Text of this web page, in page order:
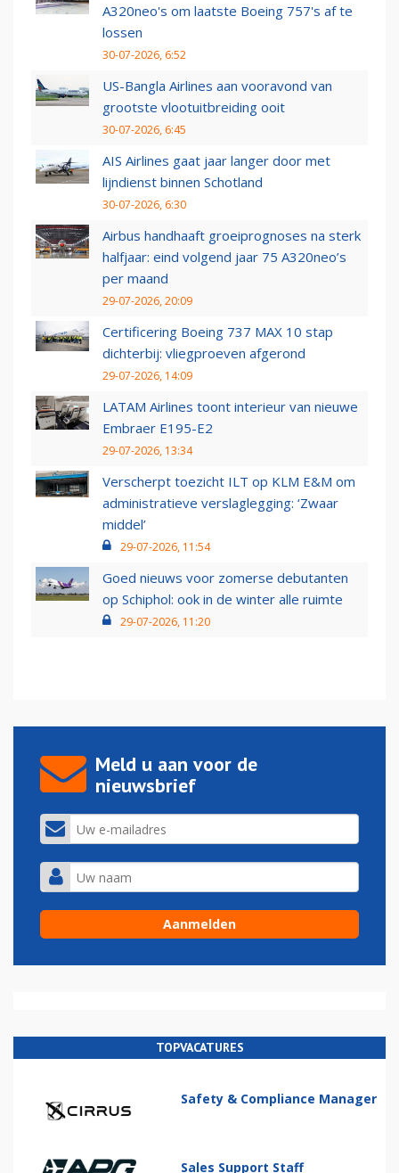
A320neo's om laatste Boeing 757's af te
lossen
30-07-2026, 6:52
US-Bangla Airlines aan vooravond van
grootste vlootuitbreiding ooit
30-07-2026, 6:45
AIS Airlines gaat jaar langer door met
lijndienst binnen Schotland
30-07-2026, 6:30
Airbus handhaaft groeiprognoses na sterk
halfjaar: eind volgend jaar 75 A320neo’s
per maand
29-07-2026, 20:09
Certificering Boeing 737 MAX 10 stap
dichterbij: vliegproeven afgerond
29-07-2026, 14:09
LATAM Airlines toont interieur van nieuwe
Embraer E195-E2
29-07-2026, 13:34
Verscherpt toezicht ILT op KLM E&M om
administratieve verslaglegging: ‘Zwaar
middel’
29-07-2026, 11:54
Goed nieuws voor zomerse debutanten
op Schiphol: ook in de winter alle ruimte
29-07-2026, 11:20
Meld u aan voor de
nieuwsbrief
TOPVACATURES
Safety & Compliance Manager
Sales Support Staff